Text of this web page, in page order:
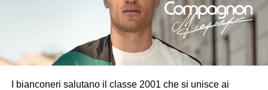
I bianconeri salutano il classe 2001 che si unisce ai